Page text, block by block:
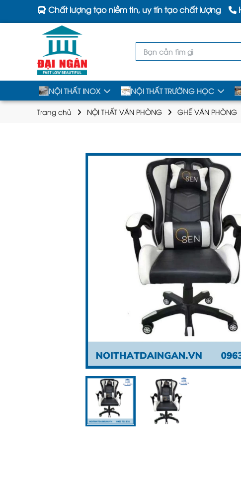
Chất lượng tạo niềm tin, uy tín tạo chất lượng
NỘI THẤT INOX NỘI THẤT TRƯỜNG HỌC
Trang chủ NỘI THẤT VĂN PHÒNG GHẾ VĂN PHÒNG